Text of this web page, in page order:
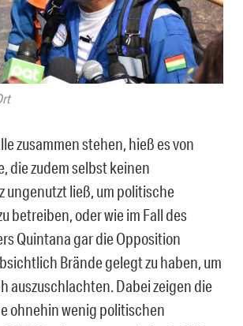
zusammen stehen, hieß es von
die zudem selbst keinen
ungenutzt ließ, um politische
betreiben, oder wie im Fall des
Quintana gar die Opposition
Brände gelegt zu haben, um
auszuschlachten. Dabei zeigen die
ohnehin wenig politischen